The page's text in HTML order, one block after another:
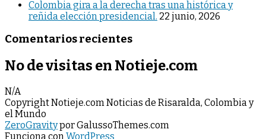
Colombia gira a la derecha tras una histórica y
reñida elección presidencial. 22 junio, 2026
Comentarios recientes
No de visitas en Notieje.com
N/A
Copyright Notieje.com Noticias de Risaralda, Colombia y
el Mundo
ZeroGravitypor GalussoThemes.com
Funciona con WordPress